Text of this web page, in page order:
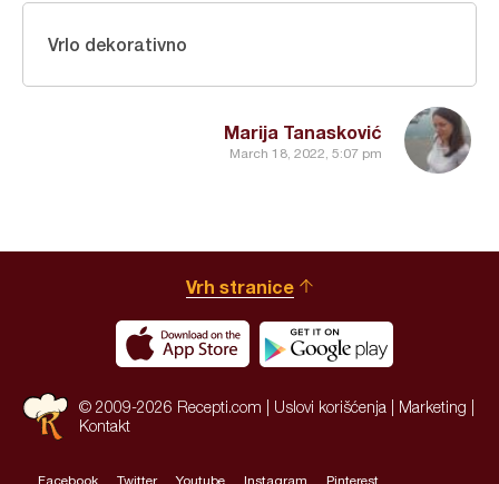
Marija Tanasković
March 18, 2022, 5:07 pm
Vrlo dekorativno
Vrh stranice
© 2009-2026 Recepti.com | Uslovi korišćenja Marketing
Kontakt
Facebook Twitter Youtube Instagram Pinterest